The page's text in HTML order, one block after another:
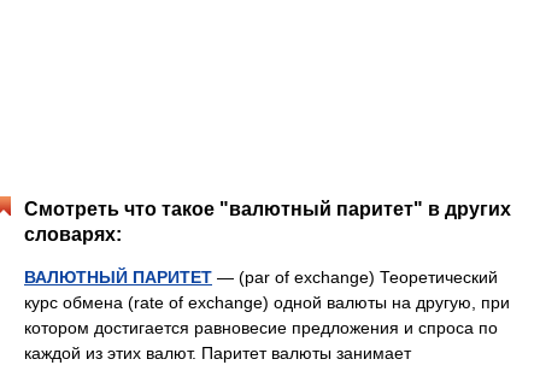
Смотреть что такое "валютный паритет" в других
словарях:
ВАЛЮТНЫЙ ПАРИТЕТ — (par of exchange) Теоретический
курс обмена (rate of exchange) одной валюты на другую, при
котором достигается равновесие предложения и спроса по
каждой из этих валют. Паритет валюты занимает